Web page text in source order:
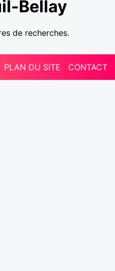
Bellay
de recherches.
PLAN DU SITE CONTACT